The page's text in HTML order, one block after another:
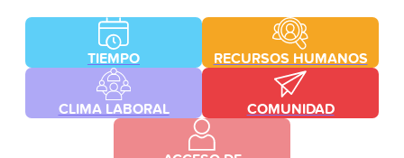
TIEMPO RECURSOS HUMANOS
CLIMA LABORAL COMUNIDAD